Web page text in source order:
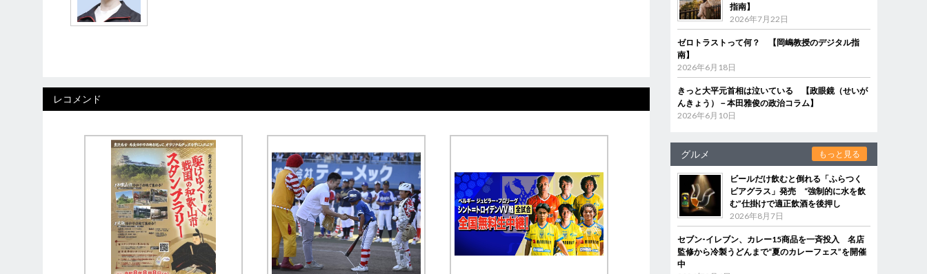
レコメンド
指南】
2026年7月22日
ゼロトラストって何？ 【岡嶋教授のデジタル指
南】
2026年6月18日
きっと大平元首相は泣いている 【政眼鏡（せいが
んきょう）－本田雅俊の政治コラム】
2026年6月10日
グルメ もっと見る
ビールだけ飲むと倒れる「ふらつく
ビアグラス」発売 “強制的に水を飲
む”仕掛けで適正飲酒を後押し
2026年8月7日
セブン‐イレブン、カレー15商品を一斉投入 名店
監修から冷製うどんまで“夏のカレーフェス”を開催
中